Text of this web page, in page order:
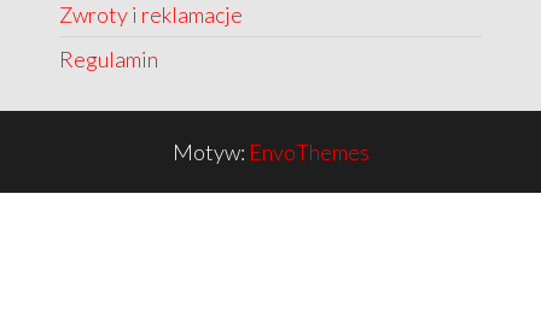
Zwroty i reklamacje
Regulamin
Motyw: EnvoThemes